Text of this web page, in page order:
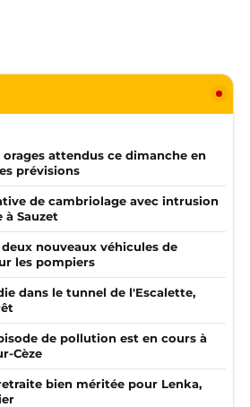
orages attendus ce dimanche en
prévisions
de cambriolage avec intrusion
Sauzet
nouveaux véhicules de
les pompiers
dans le tunnel de l'Escalette,
de pollution est en cours à
Cèze
bien méritée pour Lenka,